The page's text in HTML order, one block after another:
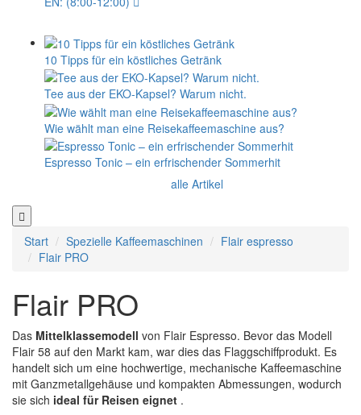
10 Tipps für ein köstliches Getränk
Tee aus der EKO-Kapsel? Warum nicht.
Wie wählt man eine Reisekaffeemaschine aus?
Espresso Tonic – ein erfrischender Sommerhit
alle Artikel
Start Spezielle Kaffeemaschinen
Flair espresso
Flair PRO
Flair PRO
Das Mittelklassemodell von Flair Espresso. Bevor das Modell
Flair 58 auf den Markt kam, war dies das Flaggschiffprodukt. Es
handelt sich um eine hochwertige, mechanische Kaffeemaschine
mit Ganzmetallgehäuse und kompakten Abmessungen, wodurch
sie sich ideal für Reisen eignet .